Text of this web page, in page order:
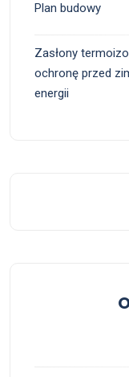
Plan budowy
Zasłony
ochronę przed
energii